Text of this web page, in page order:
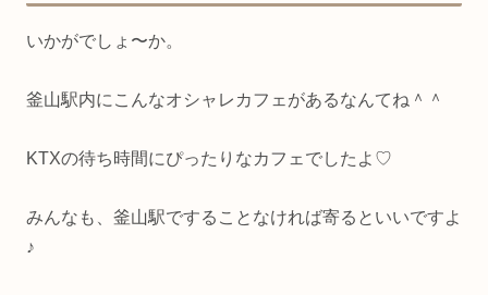
いかがでしょ〜か。
釜山駅内にこんなオシャレカフェがあるなんてね＾＾
KTXの待ち時間にぴったりなカフェでしたよ♡
みんなも、釜山駅ですることなければ寄るといいですよ
♪